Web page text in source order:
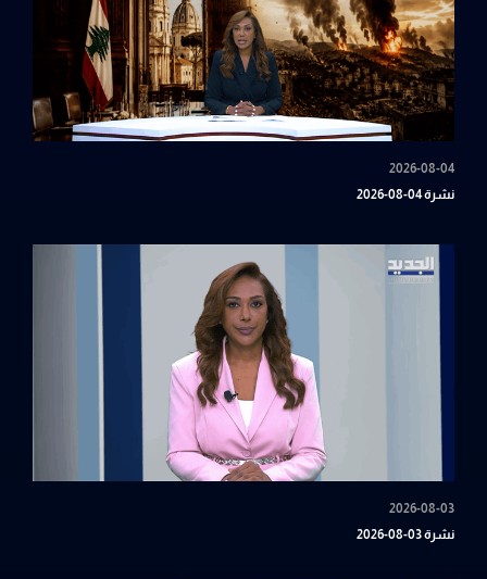
2026-08-04
نشرة 04-08-2026
2026-08-03
نشرة 03-08-2026